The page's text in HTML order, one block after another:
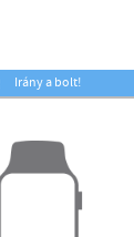
Irány a bolt!